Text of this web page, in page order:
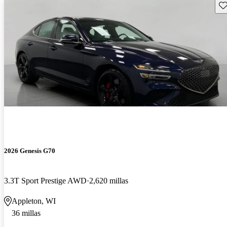
2026 Genesis G70
3.3T Sport Prestige AWD 2,620 millas
Appleton, WI
36 millas